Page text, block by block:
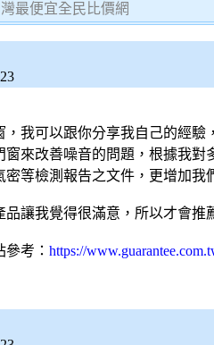
最便宜全民比價網
，我可以跟你分享我自己的經
窗來改善噪音的問題，根據我
等檢測報告之文件，更增加我
讓我覺得很滿意，所以才會推
考： https://